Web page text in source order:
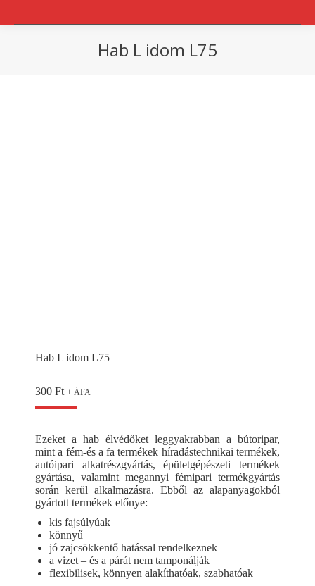
Hab L idom L75
Hab L idom L75
300 Ft + ÁFA
Ezeket a hab élvédőket leggyakrabban a bútoripar,
mint a fém-és a fa termékek híradástechnikai termékek,
autóipari alkatrészgyártás, épületgépészeti termékek
gyártása, valamint megannyi fémipari termékgyártás
során kerül alkalmazásra. Ebből az alapanyagokból
gyártott termékek előnye:
kis fajsúlyúak
könnyű
jó zajcsökkentő hatással rendelkeznek
a vizet – és a párát nem tamponálják
flexibilisek, könnyen alakíthatóak, szabhatóak